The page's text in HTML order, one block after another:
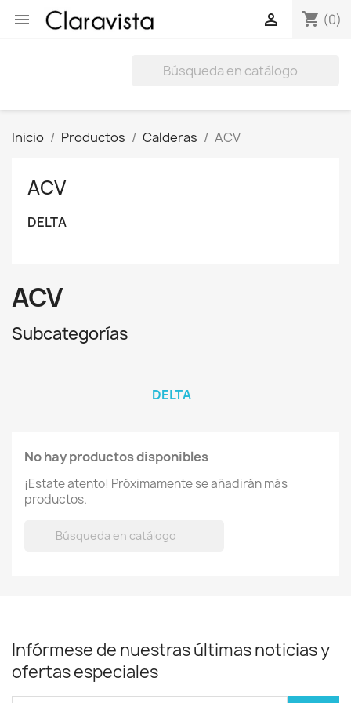
 shopping_cart (0)

Inicio Productos Calderas ACV
ACV
DELTA
ACV
Subcategorías
DELTA
No hay productos disponibles
¡Estate atento! Próximamente se añadirán más
productos.
Infórmese de nuestras últimas noticias y
ofertas especiales